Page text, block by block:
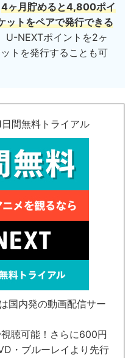
4ヶ月貯めると4,800ポイ
ットをペアで発行できる
U-NEXTポイントを2ヶ
トを発行することも可
日間無料トライアル
は国内発の動画配信サー
聴可能！ さらに600円
・ブルーレイより先行